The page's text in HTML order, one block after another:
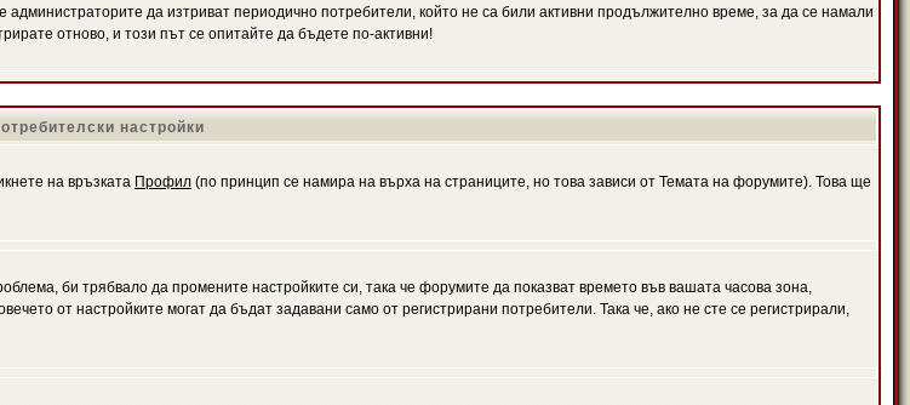
да изтриват периодично потребители, който не са били активни продължително време, за да се намали
отново, и този път се опитайте да бъдете по-активни!
настройки
на връзката Профил (по принцип се намира на върха на страниците, но това зависи от Темата на форумите). Това ще
би трябвало да промените настройките си, така че форумите да показват времето във вашата часова зона,
от настройките могат да бъдат задавани само от регистрирани потребители. Така че, ако не сте се регистрирали,